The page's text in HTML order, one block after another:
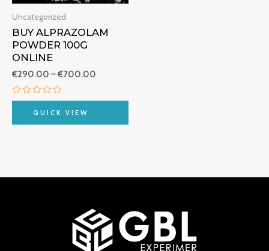
Uncategorized
BUY ALPRAZOLAM
POWDER 100G
ONLINE
€290.00 –€700.00
Rated
of
QUICK VIEW